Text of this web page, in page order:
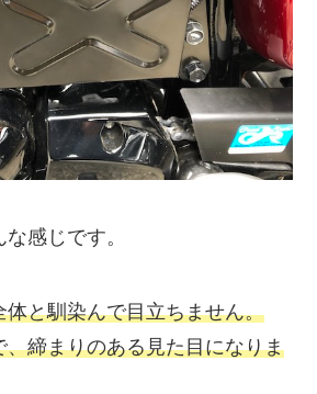
感じです。
体と馴染んで目立ちません。
、締まりのある見た目になりま